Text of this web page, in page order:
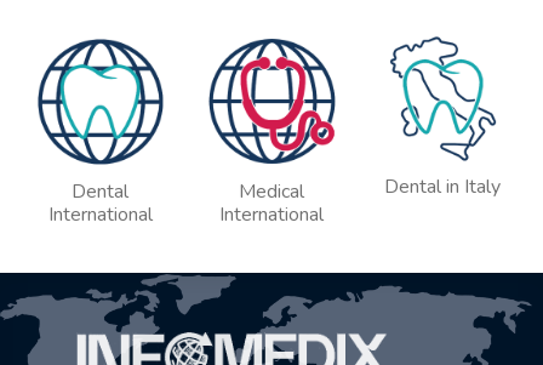
Dental
International
Medical
International
Dental in Italy